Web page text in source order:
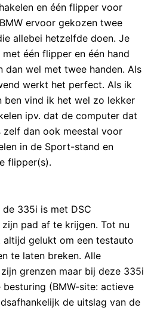
en één flipper voor
ervoor gekozen twee
allebei hetzelfde doen. Je
één flipper en één hand
dan wel met twee handen. Als
werkt het perfect. Als ik
ben vind ik het wel zo lekker
ipv. dat de computer dat
dan ook meestal voor
in de Sport-stand en
flipper(s).
335i is met DSC
pad af te krijgen. Tot nu
gelukt om een testauto
te laten breken. Alle
grenzen maar bij deze 335i
(BMW-site: actieve
de uitslag van de